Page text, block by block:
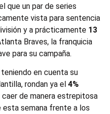
que un par de series
vista para sentencia
y a prácticamente 13
Braves, la franquicia
para su campaña.
en cuenta su
rondan ya el 4%
de manera estrepitosa
semana frente a los